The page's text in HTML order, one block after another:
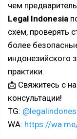
чем
Legal Indonesia
схем, проверять
более
индонезийского
практики.
📩 Свяжитесь с
консультации!
TG:
WA: https://